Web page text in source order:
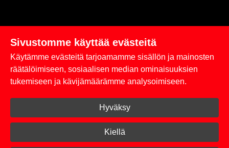
Linkit
Rekisteriseloste
Toimitus- ja maksuehdot
Kirjaudu sisään
Sivustomme käyttää evästeitä
Käytämme evästeitä tarjoamamme sisällön ja mainosten
räätälöimiseen, sosiaalisen median ominaisuuksien
tukemiseen ja kävijämäärämme analysoimiseen.
Hyväksy
Kiellä